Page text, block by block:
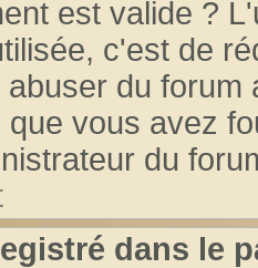
est valide ?
c'est de
abuser du
que vous avez
du
dans le